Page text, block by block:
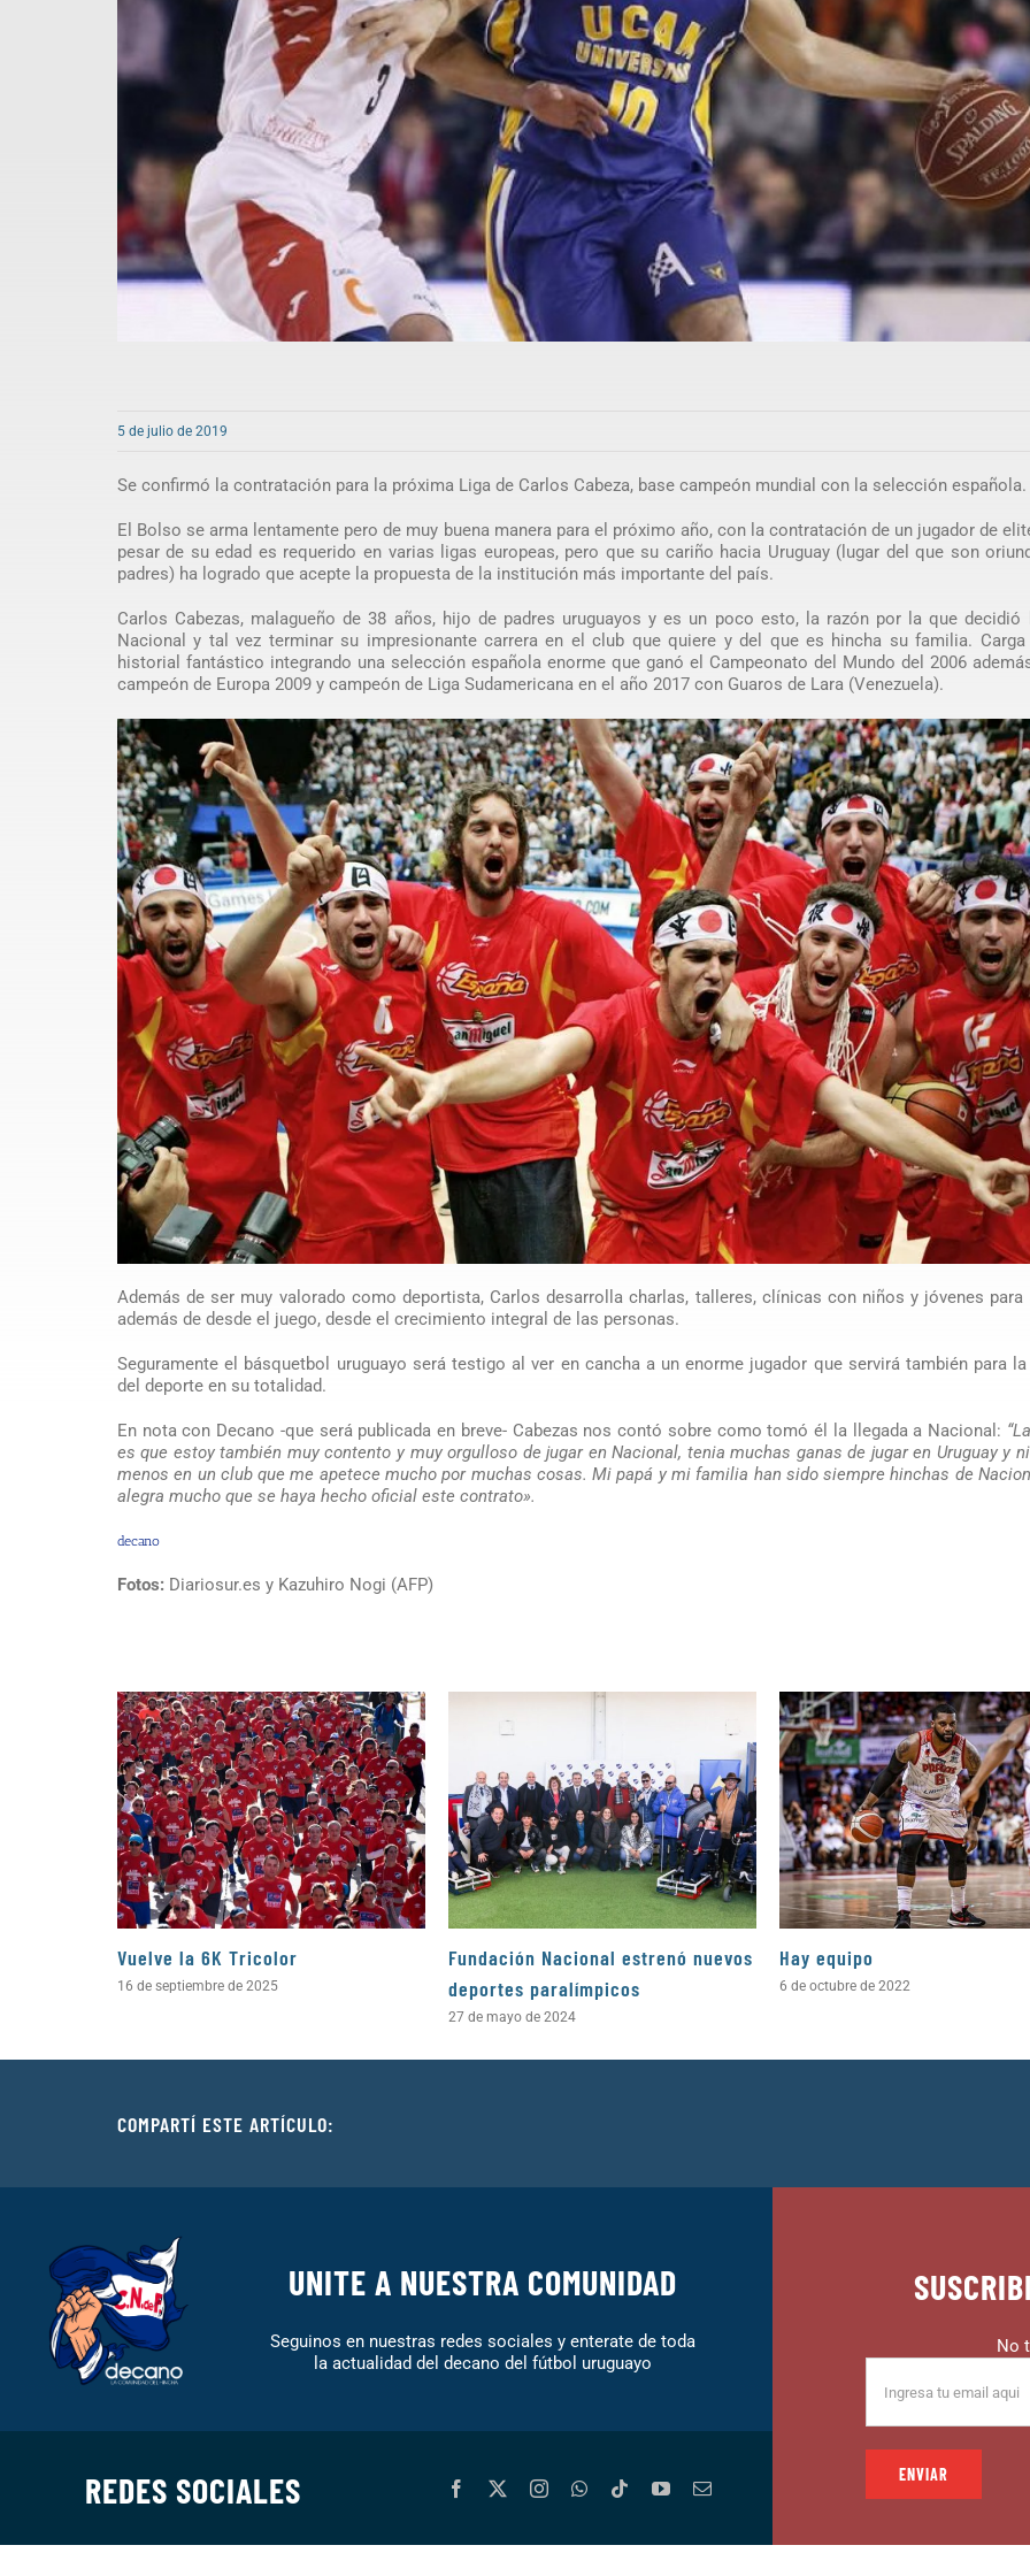
5 de julio de 2019
Se confirmó la contratación para la próxima Liga de Carlos Cabeza, base campeón mundial con la selección española.
El Bolso se arma lentamente pero de muy buena manera para el próximo año, con la contratación de un jugador de
pesar de su edad es requerido en varias ligas europeas, pero que su cariño hacia Uruguay (lugar del que son
padres) ha logrado que acepte la propuesta de la institución más importante del país.
Carlos Cabezas, malagueño de 38 años, hijo de padres uruguayos y es un poco esto, la razón por la que decidió
Nacional y tal vez terminar su impresionante carrera en el club que quiere y del que es hincha su familia.
historial fantástico integrando una selección española enorme que ganó el Campeonato del Mundo del 2006
campeón de Europa 2009 y campeón de Liga Sudamericana en el año 2017 con Guaros de Lara (Venezuela).
Además de ser muy valorado como deportista, Carlos desarrolla charlas, talleres, clínicas con niños y jóvenes para
además de desde el juego, desde el crecimiento integral de las personas.
Seguramente el básquetbol uruguayo será testigo al ver en cancha a un enorme jugador que servirá también para
del deporte en su totalidad.
En nota con Decano -que será publicada en breve- Cabezas nos contó sobre como tomó él la llegada a Nacional:
es que estoy también muy contento y muy orgulloso de jugar en Nacional, tenia muchas ganas de jugar en Uruguay y
menos en un club que me apetece mucho por muchas cosas. Mi papá y mi familia han sido siempre hinchas de
alegra mucho que se haya hecho oficial este contrato».
decano
Fotos:Diariosur.es y Kazuhiro Nogi (AFP)
Vuelve la 6K Tricolor
16 de septiembre de 2025
Fundación Nacional estrenó nuevos
deportes paralímpicos
27 de mayo de 2024
Hay equipo
6 de octubre de 2022
COMPARTÍ ESTE ARTÍCULO:
UNITE A NUESTRA COMUNIDAD
Seguinos en nuestras redes sociales y enterate de toda
la actualidad del decano del fútbol uruguayo
REDES SOCIALES
No